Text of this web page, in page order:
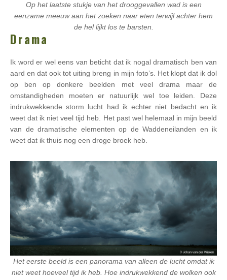
Op het laatste stukje van het drooggevallen wad is een
eenzame meeuw aan het zoeken naar eten terwijl achter hem
de hel lijkt los te barsten.
Drama
Ik word er wel eens van beticht dat ik nogal dramatisch ben van
aard en dat ook tot uiting breng in mijn foto’s. Het klopt dat ik dol
op ben op donkere beelden met veel drama maar de
omstandigheden moeten er natuurlijk wel toe leiden. Deze
indrukwekkende storm lucht had ik echter niet bedacht en ik
weet dat ik niet veel tijd heb. Het past wel helemaal in mijn beeld
van de dramatische elementen op de Waddeneilanden en ik
weet dat ik thuis nog een droge broek heb.
Het eerste beeld is een panorama van alleen de lucht omdat ik
niet weet hoeveel tijd ik heb. Hoe indrukwekkend de wolken ook